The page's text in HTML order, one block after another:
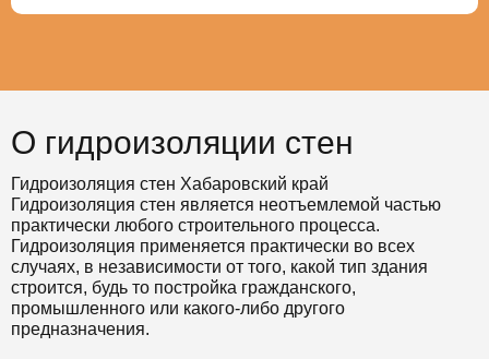
О гидроизоляции стен
Гидроизоляция стен Хабаровский край
Гидроизоляция стен является неотъемлемой частью
практически любого строительного процесса.
Гидроизоляция применяется практически во всех
случаях, в независимости от того, какой тип здания
строится, будь то постройка гражданского,
промышленного или какого-либо другого
предназначения.